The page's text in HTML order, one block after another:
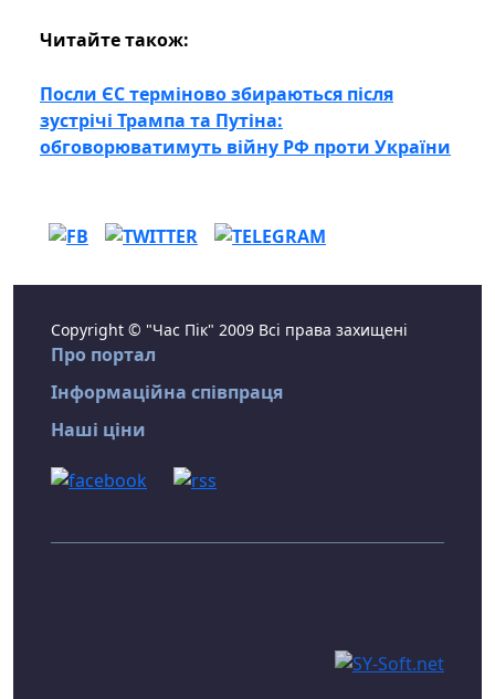
Читайте також:
Посли ЄС терміново збираються після
зустрічі Трампа та Путіна:
обговорюватимуть війну РФ проти України
Copyright © "Час Пік" 2009 Всі права захищені
Про портал
Інформаційна співпраця
Наші ціни